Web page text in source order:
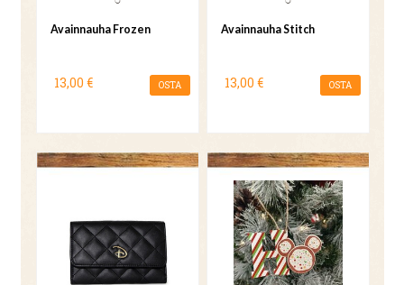
Avainnauha Frozen
13,00 € OSTA
Avainnauha Stitch
13,00 € OSTA